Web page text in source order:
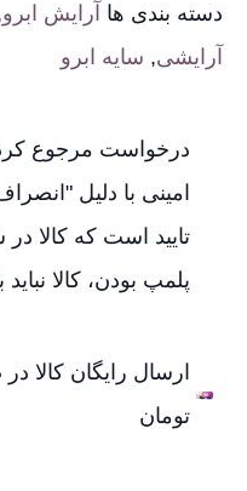
دسته بندی ها آرایش ابرو
آرایشی, سایه ابرو
درخواست مرجوع
امینی با دلیل
تایید است که کالا
پلمپ بودن، کالا
تومان